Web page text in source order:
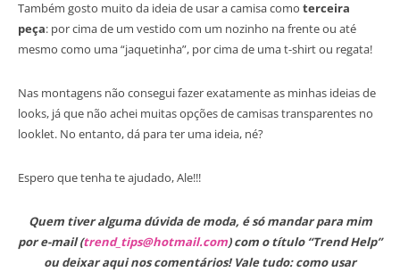
Também gosto muito da ideia de usar a camisa como terceira
peça: por cima de um vestido com um nozinho na frente ou até
mesmo como uma “jaquetinha”, por cima de uma t-shirt ou regata!
Nas montagens não consegui fazer exatamente as minhas ideias de
looks, já que não achei muitas opções de camisas transparentes no
looklet. No entanto, dá para ter uma ideia, né?
Espero que tenha te ajudado, Ale!!!
Quem tiver alguma dúvida de moda, é só mandar para mim
por e-mail (trend_tips@hotmail.com) com o título “Trend Help”
ou deixar aqui nos comentários! Vale tudo: como usar